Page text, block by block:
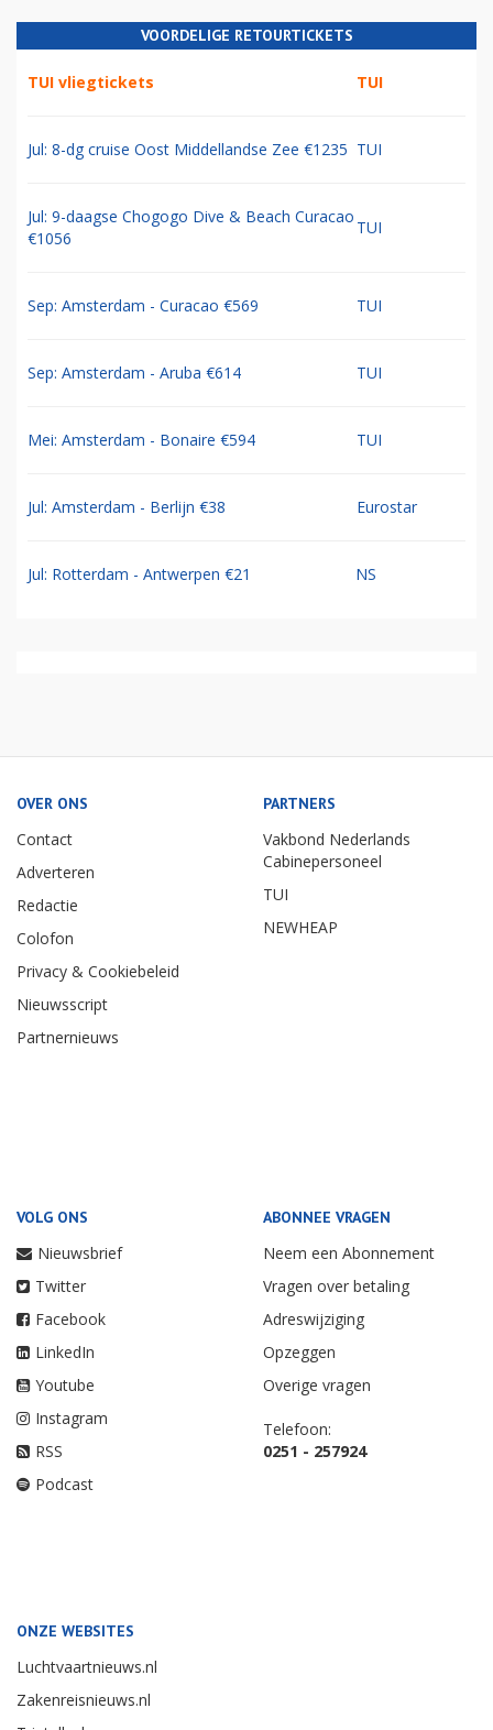
VOORDELIGE RETOURTICKETS
TUI vliegtickets TUI
Jul: 8-dg cruise Oost Middellandse Zee €1235 TUI
Jul: 9-daagse Chogogo Dive & Beach Curacao
€1056
TUI
Sep: Amsterdam - Curacao €569 TUI
Sep: Amsterdam - Aruba €614 TUI
Mei: Amsterdam - Bonaire €594 TUI
Jul: Amsterdam - Berlijn €38 Eurostar
Jul: Rotterdam - Antwerpen €21 NS
OVER ONS
Contact
Adverteren
Redactie
Colofon
Privacy & Cookiebeleid
Nieuwsscript
Partnernieuws
PARTNERS
Vakbond Nederlands
Cabinepersoneel
TUI
NEWHEAP
VOLG ONS
Nieuwsbrief
Twitter
Facebook
LinkedIn
Youtube
Instagram
RSS
Podcast
ABONNEE VRAGEN
Neem een Abonnement
Vragen over betaling
Adreswijziging
Opzeggen
Overige vragen
Telefoon:
0251 - 257924
ONZE WEBSITES
Luchtvaartnieuws.nl
Zakenreisnieuws.nl